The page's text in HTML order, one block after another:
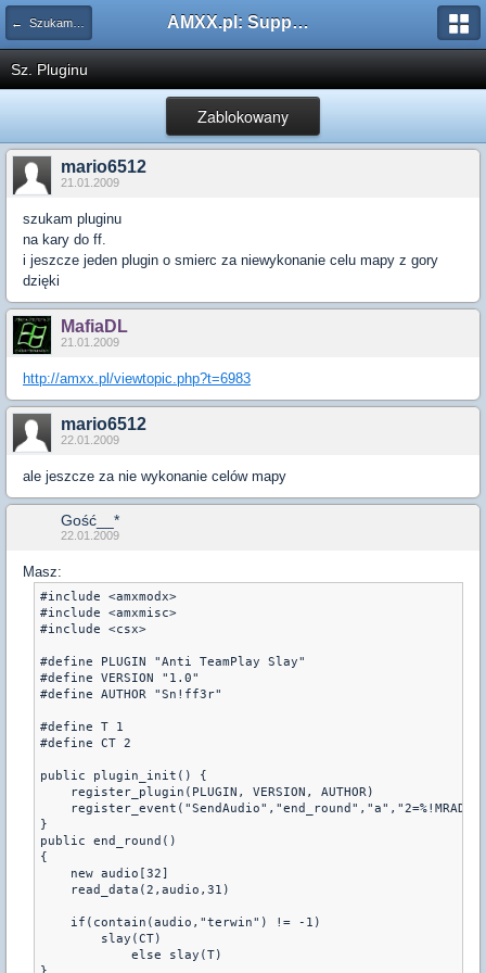
← Szukam pluginu AMXX.pl: Support AMX Mod X i SourceMod
Sz. Pluginu
Zablokowany
mario6512
21.01.2009
szukam pluginu
na kary do ff.
i jeszcze jeden plugin o smierc za niewykonanie celu mapy z gory
dzięki
MafiaDL
21.01.2009
http://amxx.pl/viewtopic.php?t=6983
mario6512
22.01.2009
ale jeszcze za nie wykonanie celów mapy
Gość__*
22.01.2009
Masz:
#include <amxmodx>
#include <amxmisc>
#include <csx>
#define PLUGIN "Anti TeamPlay Slay"
#define VERSION "1.0"
#define AUTHOR "Sn!ff3r"
#define T 1
#define CT 2
public plugin_init() {
    register_plugin(PLUGIN, VERSION, AUTHOR)
}
public end_round()
{
    new audio[32]
    read_data(2,audio,31)
    if(contain(audio,"terwin") != -1)
        slay(CT)
            else slay(T)